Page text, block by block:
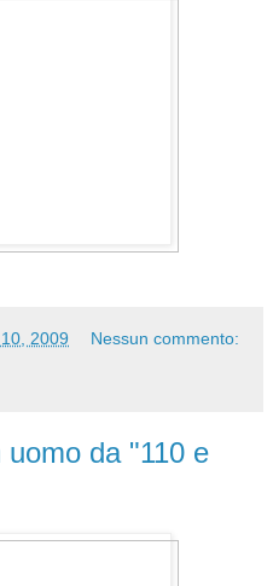
2009 Nessun commento:
da "110 e